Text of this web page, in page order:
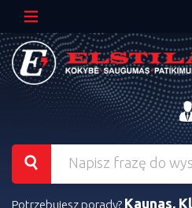
Potrzebujesz porady? Kaunas,